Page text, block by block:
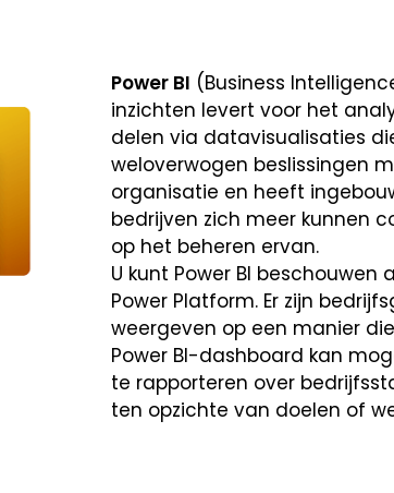
Power BI (Business
inzichten levert voor het
delen via datavisualisaties
weloverwogen beslissingen
organisatie en heeft
bedrijven zich meer kunnen
op het beheren ervan.
U kunt Power BI
Power Platform. Er zijn
weergeven op een manier
Power BI-dashboard kan
te rapporteren over
ten opzichte van doelen of